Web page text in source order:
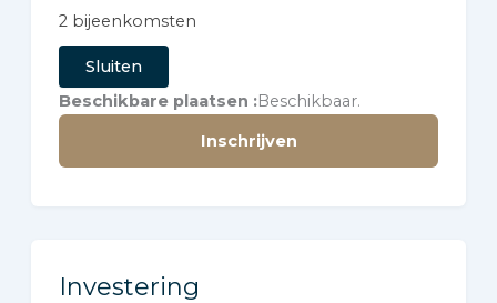
2 bijeenkomsten
Sluiten
Beschikbare plaatsen Beschikbaar.
Inschrijven
Investering